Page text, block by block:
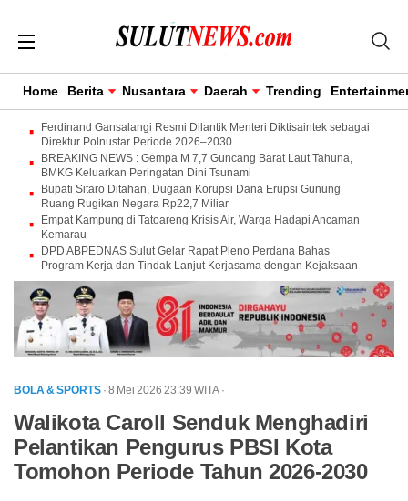
Home Berita Nusantara Daerah Trending
Ferdinand Gansalangi Resmi Dilantik Menteri Diktisaintek sebagai
Direktur Polnustar Periode 2026–2030
BREAKING NEWS : Gempa M 7,7 Guncang Barat Laut Tahuna,
BMKG Keluarkan Peringatan Dini Tsunami
Bupati Sitaro Ditahan, Dugaan Korupsi Dana Erupsi Gunung
Ruang Rugikan Negara Rp22,7 Miliar
Empat Kampung di Tatoareng Krisis Air, Warga Hadapi Ancaman
Kemarau
DPD ABPEDNAS Sulut Gelar Rapat Pleno Perdana Bahas
Program Kerja dan Tindak Lanjut Kerjasama dengan Kejaksaan
BOLA & SPORTS · 8 Mei 2026 23:39 WITA ·
Walikota Caroll Senduk Menghadiri
Pelantikan Pengurus PBSI Kota
Tomohon Periode Tahun 2026-2030